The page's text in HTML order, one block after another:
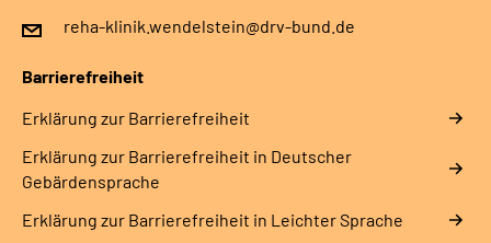
reha-klinik.wendelstein@drv-bund.de
Barrierefreiheit
Erklärung zur Barrierefreiheit
Erklärung zur Barrierefreiheit in Deutscher
Gebärdensprache
Erklärung zur Barrierefreiheit in Leichter Sprache